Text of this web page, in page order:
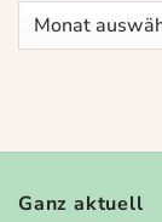
Archiv
Ganz aktuell